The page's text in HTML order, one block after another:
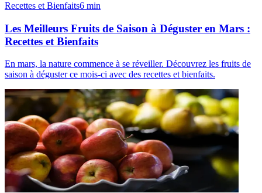
Recettes et Bienfaits6 min
Les Meilleurs Fruits de Saison à Déguster en Mars :
Recettes et Bienfaits
En mars, la nature commence à se réveiller. Découvrez les fruits de
saison à déguster ce mois-ci avec des recettes et bienfaits.